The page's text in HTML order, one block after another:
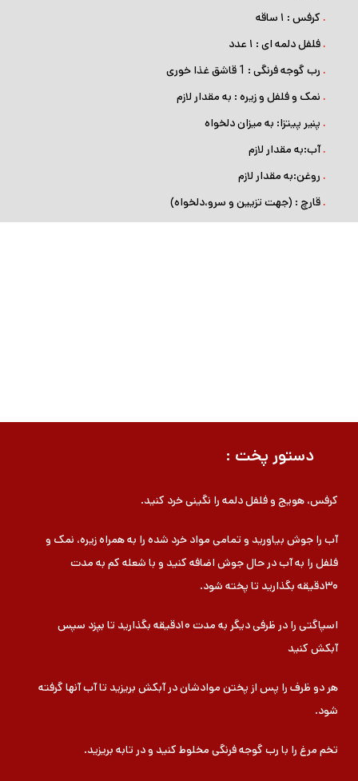
. کرفس : ۱ ساقه
. فلفل دلمه ای : ۱ عدد
. رب گوجه ‌فرنگی : 1 قاشق غذا خوری
. نمک و فلفل و زیره : به مقدار لازم
. پنیر پیتزا: به میزان دلخواه
.آب:به مقدار لازم
. روغن:به مقدار لازم
. قارچ : (جهت تزیین و سرو،دلخواه)
دستور پخت :
کرفس، هویج و فلفل دلمه را نگینی خرد کنید.
آب را جوش بیاورید و تمامی مواد خرد شده را به همراه زیره، نمک و
فلفل را به آب در حال جوش اضافه کنید و با شعله کم به مدت
۳۰دقیقه بگذارید تا پخته شود.
اسپاگتی را در ظرفی دیگر به مدت ۱۰دقیقه بگذارید تا بپزد سپس
آبکش کنید
هر دو ظرف را پس از پختن موادشان در آبکش بریزید تا آب آنها گرفته
شود.
تخم مرغ را با رب گوجه فرنگی مخلوط کنید و در تابه بریزید.